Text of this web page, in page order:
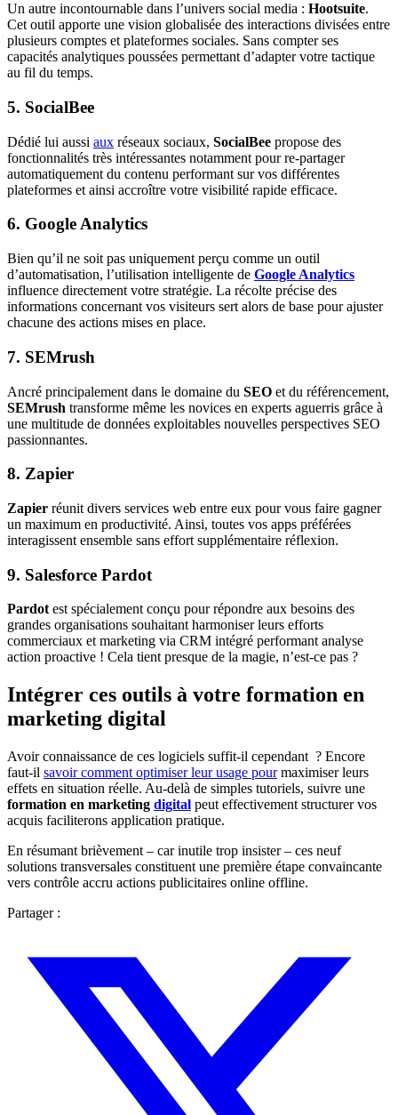
Un autre incontournable dans l’univers social media : Hootsuite.
Cet outil apporte une vision globalisée des interactions divisées entre
plusieurs comptes et plateformes sociales. Sans compter ses
capacités analytiques poussées permettant d’adapter votre tactique
au fil du temps.
5. SocialBee
Dédié lui aussi aux réseaux sociaux, SocialBee propose des
fonctionnalités très intéressantes notamment pour re-partager
automatiquement du contenu performant sur vos différentes
plateformes et ainsi accroître votre visibilité rapide efficace.
6. Google Analytics
Bien qu’il ne soit pas uniquement perçu comme un outil
d’automatisation, l’utilisation intelligente de Google Analytics
influence directement votre stratégie. La récolte précise des
informations concernant vos visiteurs sert alors de base pour ajuster
chacune des actions mises en place.
7. SEMrush
Ancré principalement dans le domaine du SEO et du référencement,
SEMrush transforme même les novices en experts aguerris grâce à
une multitude de données exploitables nouvelles perspectives SEO
passionnantes.
8. Zapier
Zapier réunit divers services web entre eux pour vous faire gagner
un maximum en productivité. Ainsi, toutes vos apps préférées
interagissent ensemble sans effort supplémentaire réflexion.
9. Salesforce Pardot
Pardotest spécialement conçu pour répondre aux besoins des
grandes organisations souhaitant harmoniser leurs efforts
commerciaux et marketing via CRM intégré performant analyse
action proactive ! Cela tient presque de la magie, n’est-ce pas ?
Intégrer ces outils à votre formation en
marketing digital
Avoir connaissance de ces logiciels suffit-il cependant ? Encore
faut-il savoir comment optimiser leur usage pourmaximiser leurs
effets en situation réelle. Au-delà de simples tutoriels, suivre une
formation en marketing digital peut effectivement structurer vos
acquis faciliterons application pratique.
En résumant brièvement – car inutile trop insister – ces neuf
solutions transversales constituent une première étape convaincante
vers contrôle accru actions publicitaires online offline.
Partager :